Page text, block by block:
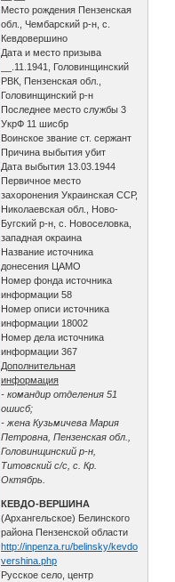
Место рождения Пензенская
обл., Чембарский р-н, с.
Кевдовершино
Дата и место призыва
__.11.1941, Головинщинский
РВК, Пензенская обл.,
Головинщинский р-н
Последнее место службы 3
УкрФ 11 шисбр
Воинское звание ст. сержант
Причина выбытия убит
Дата выбытия 13.03.1944
Первичное место
захоронения Украинская ССР,
Николаевская обл., Ново-
Бугский р-н, с. Новоселовка,
западная окраина
Название источника
донесения ЦАМО
Номер фонда источника
информации 58
Номер описи источника
информации 18002
Номер дела источника
информации 367
Дополнительная
информация
- командир отделения 51
ошисб;
- жена Кузьмичева Мария
Петровна, Пензенская обл.,
Головинщинский р-н,
Титовский с/с, с. Кр.
Октябрь.
КЕВДО-ВЕРШИНА
(Архангельское) Белинского
района Пензенской области
http://inpenza.ru/belinsky/kevdo-
vershina.php
Русское село, центр